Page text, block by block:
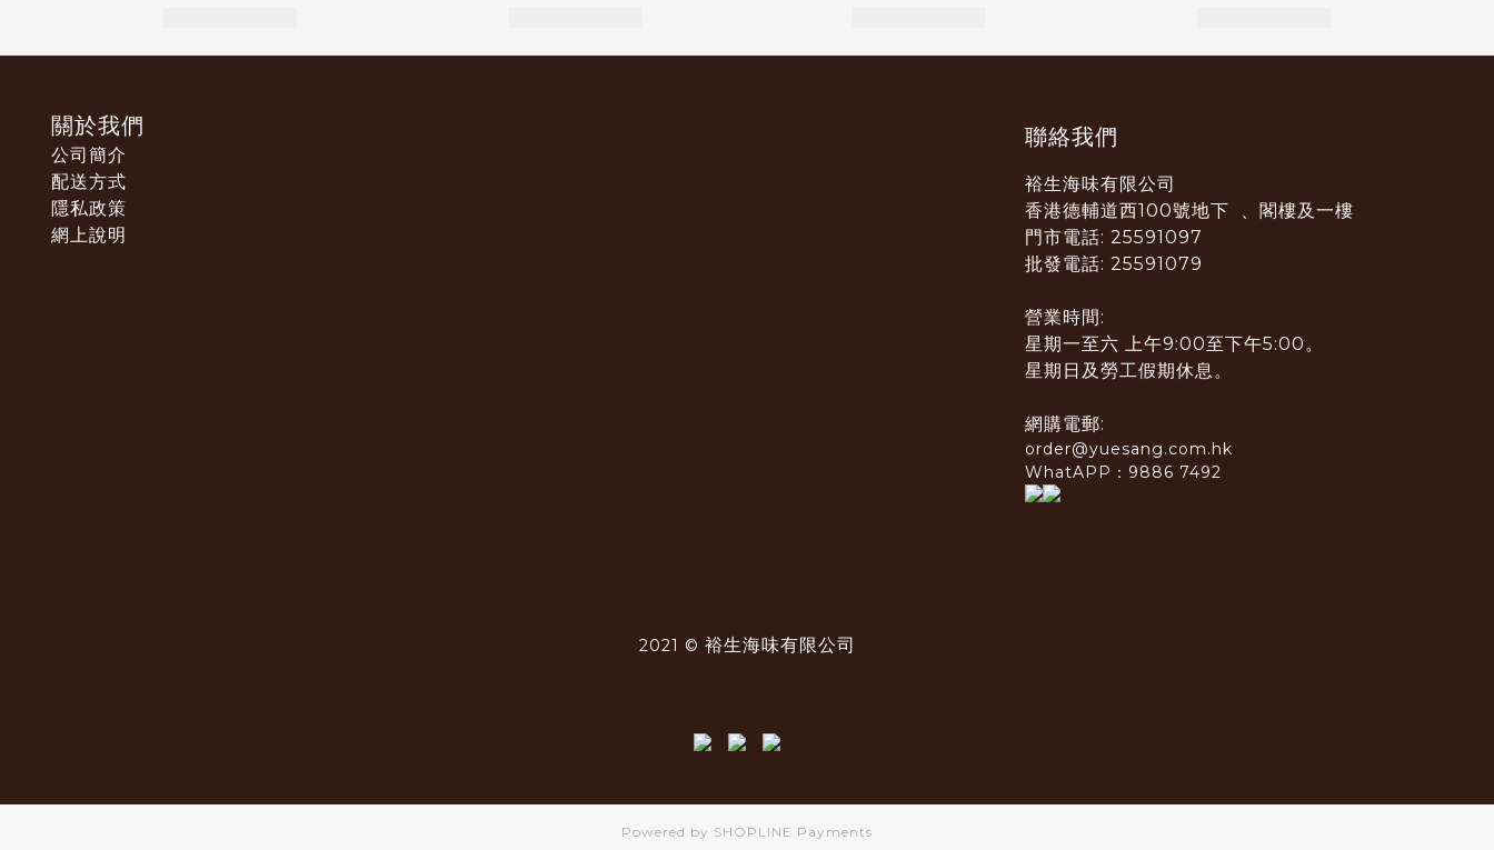
關於我們
公司簡介
配送方式
隱私政策
網上說明
聯絡我們
裕生海味有限公司
香港德輔道西100號地下 、閣樓及一樓
門市電話: 25591097
批發電話: 25591079
營業時間:
星期一至六 上午9:00至下午5:00。
星期日及勞工假期休息。
網購電郵:
order@yuesang.com.hk
WhatAPP：9886 7492
2021 © 裕生海味有限公司
Powered by SHOPLINE Payments